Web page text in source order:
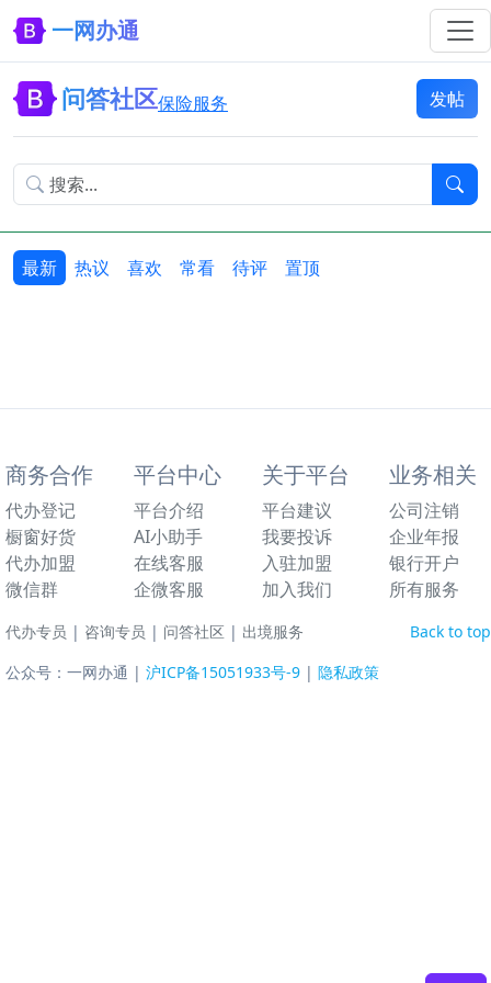
一网办通
问答社区保险服务 发帖
最新 热议 喜欢 常看 待评 置顶
商务合作
代办登记
橱窗好货
代办加盟
微信群
平台中心
平台介绍
AI小助手
在线客服
企微客服
关于平台
平台建议
我要投诉
入驻加盟
加入我们
业务相关
公司注销
企业年报
银行开户
所有服务
Back to top
代办专员 | 咨询专员 | 问答社区 | 出境服务
公众号：一网办通 | 沪ICP备15051933号-9 | 隐私政策